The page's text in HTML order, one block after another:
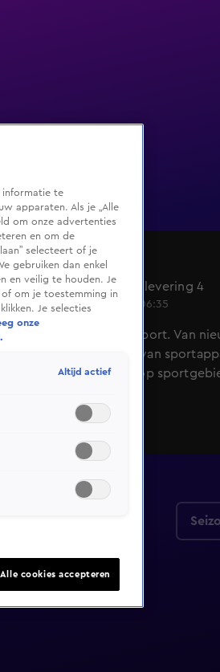
Fit op 6
Seizoen 1, aflevering 4
14 mrt 2015, 06:35
Alles over sport. Van
sporten en van
alle trends op
informatie te
apparaten. Als je „Alle
om onze advertenties
en om de
selecteert of je
gebruiken dan enkel
en veilig te houden. Je
om je toestemming in
Je selecties
onze
Altijd actief
Alle cookies accepteren